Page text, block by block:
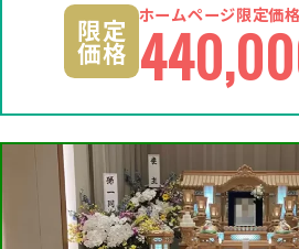
限定
価格
ホームページ限定価格